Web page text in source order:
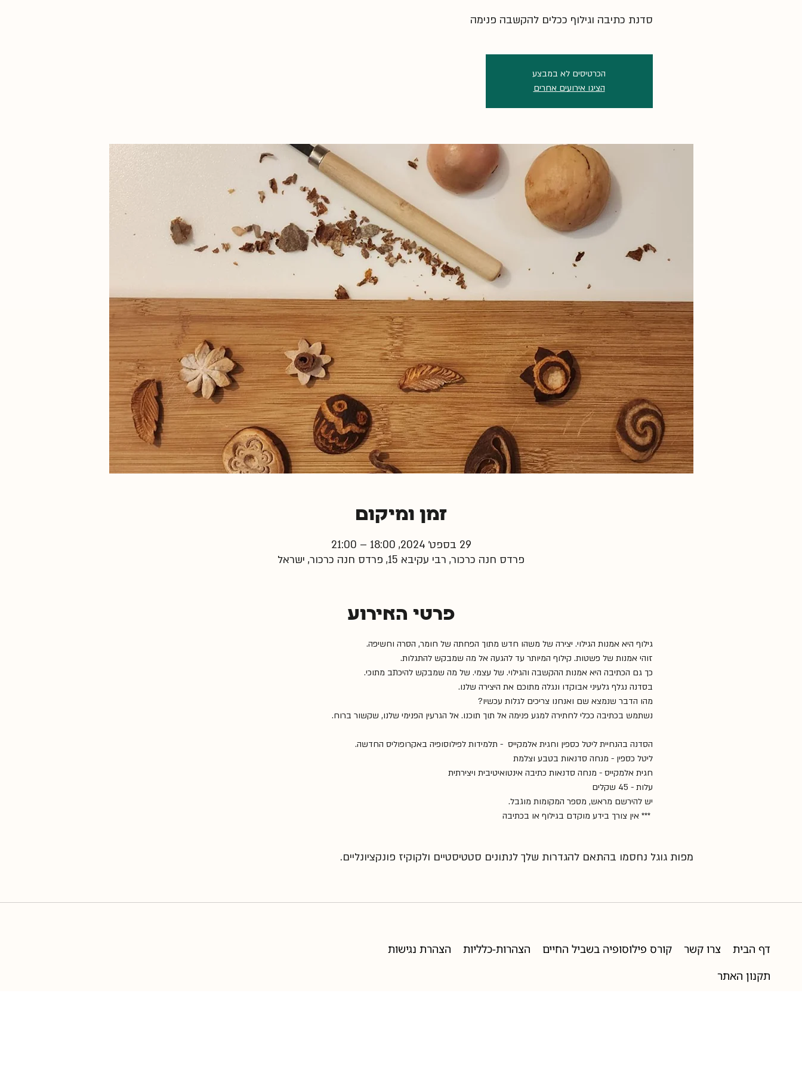
סדנת כתיבה וגילוף ככלים להקשבה פנימה
הכרטיסים לא במבצע
הציגו אירועים אחרים
זמן ומיקום
29 בספט׳ 2024, 18:00 – 21:00
פרדס חנה כרכור, רבי עקיבא 15, פרדס חנה כרכור, ישראל
פרטי האירוע
גילוף היא אמנות הגילוי. יצירה של משהו חדש מתוך הפחתה של חומר, הסרה וחשיפה.
זוהי אמנות של פשטות. קילוף המיותר עד להגעה אל מה שמבקש להתגלות.
כך גם הכתיבה היא אמנות ההקשבה והגילוי. של עצמי. של מה שמבקש להיכתב מתוכי.
בסדנה נגלף גלעיני אבוקדו ונגלה מתוכם את היצירה שלנו.
מהו הדבר שנמצא שם ואנחנו צריכים לגלות עכשיו?
נשתמש בכתיבה ככלי לחתירה למגע פנימה אל תוך תוכנו. אל הגרעין הפנימי שלנו, שקשור ברוח.
הסדנה בהנחיית ליטל כספין וחגית אלמקייס  - תלמידות לפילוסופיה באקרופוליס החדשה.
ליטל כספין - מנחה סדנאות בטבע וצלמת
חגית אלמקייס - מנחה סדנאות כתיבה אינטואיטיבית ויצירתית
עלות - 45 שקלים
יש להירשם מראש, מספר המקומות מוגבל.
*** אין צורך בידע מוקדם בגילוף או בכתיבה
מפות גוגל נחסמו בהתאם להגדרות שלך לנתונים סטטיסטיים ולקוקיז פונקציונליים.
דף הבית צרו קשר קורס פילוסופיה בשביל החיים הצהרות-כלליות
הצהרת נגישות
תקנון האתר